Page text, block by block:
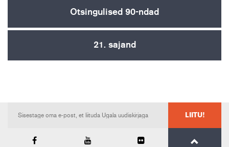
Otsingulised 90-ndad
21. sajand
LIITU!